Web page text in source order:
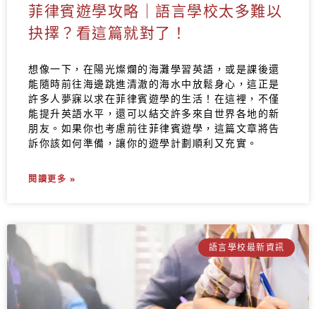
菲律賓遊學攻略｜語言學校太多難以
抉擇？看這篇就對了！
想像一下，在陽光燦爛的海灘學習英語，或是課後還
能隨時前往海邊跳進清澈的海水中放鬆身心，這正是
許多人夢寐以求在菲律賓遊學的生活！在這裡，不僅
能提升英語水平，還可以結交許多來自世界各地的新
朋友。如果你也考慮前往菲律賓遊學，這篇文章將告
訴你該如何準備，讓你的遊學計劃順利又充實。
閱讀更多 »
語言學校最新資訊